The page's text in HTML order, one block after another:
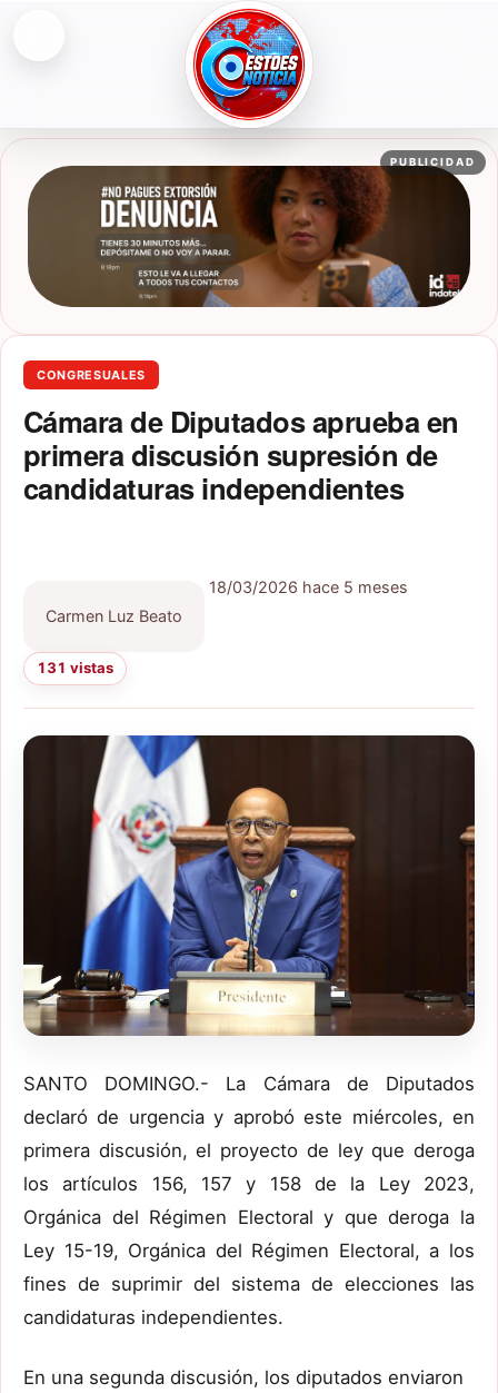
ESTOESNOTICIA|NOTICIAS
PUBLICIDAD
CONGRESUALES
Cámara de Diputados aprueba en
primera discusión supresión de
candidaturas independientes
Carmen Luz Beato
18/03/2026 hace 5 meses
131 vistas
SANTO DOMINGO.- La Cámara de Diputados
declaró de urgencia y aprobó este miércoles, en
primera discusión, el proyecto de ley que deroga
los artículos 156, 157 y 158 de la Ley 2023,
Orgánica del Régimen Electoral y que deroga la
Ley 15-19, Orgánica del Régimen Electoral, a los
fines de suprimir del sistema de elecciones las
candidaturas independientes.
En una segunda discusión, los diputados enviaron